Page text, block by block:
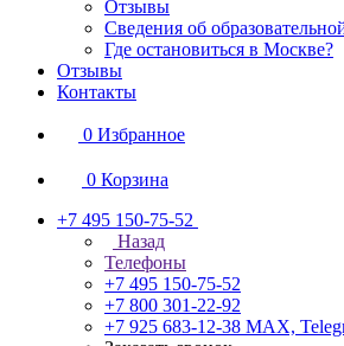
Отзывы
Сведения об
Где остановиться в Москве?
Отзывы
Контакты
0 Избранное
0 Корзина
+7 495 150-75-52
Назад
Телефоны
+7 495 150-75-52
+7 800 301-22-92
+7 925 683-12-38 MAX,